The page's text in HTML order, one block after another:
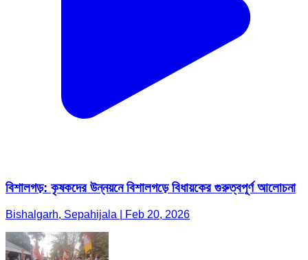
বিশালগড়: কৃষকদের উন্নয়নে বিশালগড়ে বিধায়কের গুরুত্বপূর্ণ আলোচনা
Bishalgarh, Sepahijala | Feb 20, 2026